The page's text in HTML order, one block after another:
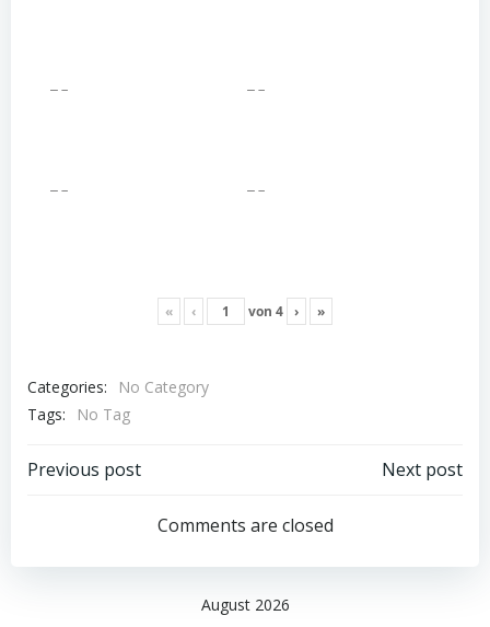
« ‹ von 4 › »
Categories:
No Category
Tags:
No Tag
Post
navigation
Previous post
navigation
Next post
Comments are closed
August 2026